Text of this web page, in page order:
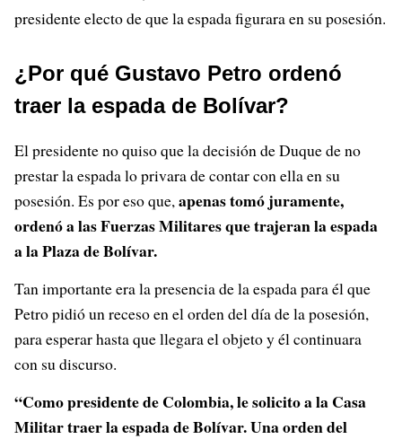
presidente electo de que la espada figurara en su posesión.
¿Por qué Gustavo Petro ordenó
traer la espada de Bolívar?
El presidente no quiso que la decisión de Duque de no
prestar la espada lo privara de contar con ella en su
posesión. Es por eso que,apenas tomó juramente,
ordenó a las Fuerzas Militares que trajeran la espada
a la Plaza de Bolívar.
Tan importante era la presencia de la espada para él que
Petro pidió un receso en el orden del día de la posesión,
para esperar hasta que llegara el objeto y él continuara
con su discurso.
“Como presidente de Colombia, le solicito a la Casa
Militar traer la espada de Bolívar. Una orden del